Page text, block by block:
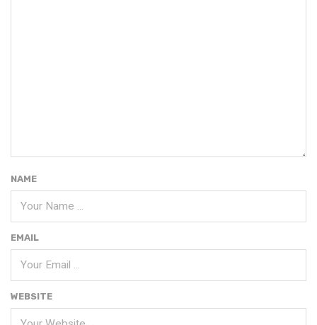
NAME
EMAIL
WEBSITE